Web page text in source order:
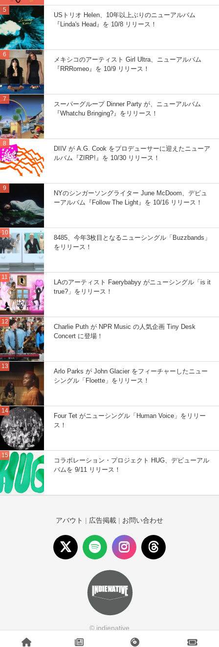
USトリオ Helen、10年以上ぶりのニューアルバム
『Linda's Head』を 10/8 リリース！
メキシコのアーティスト Girl Ultra、ニューアルバム
『RRRomeo』を 10/9 リリース！
スーパーグループ Dinner Party が、ニューアルバム
『Whatchu Bringing?』をリリース！
DIIV が A.G. Cook をプロデューサーに迎えたニューア
ルバム『ZIRP!』を 10/30 リリース！
NYのシンガーソングライター June McDoom、デビュ
ーアルバム『Follow The Light』を 10/16 リリース！
8485、今年3枚目となるニューシングル「Buzzbands」
をリリース！
LAのアーティスト Faerybabyy がニューシングル「is it
true?」をリリース！
Charlie Puth が NPR Music の人気企画 Tiny Desk
Concert に登場！
Arlo Parks が John Glacier をフィーチャーしたニュー
シングル「Floette」をリリース！
Four Tet がニューシングル「Human Voice」をリリー
ス！
コラボレーション・プロジェクト HUG、デビューアル
バムを 9/11 リリース！
アバウト | 広告掲載 | お問い合わせ
© indienative